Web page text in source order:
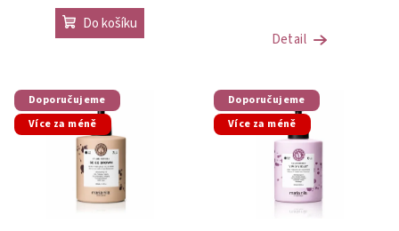
Do košíku
Detail
Doporučujeme
Více za méně
Doporučujeme
Více za méně